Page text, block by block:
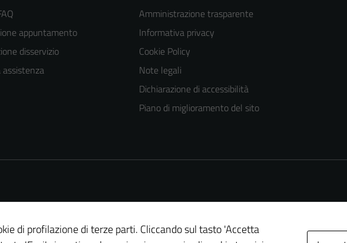
appuntamento
disservizio
assistenza
Amministrazione trasparente
Informativa privacy
Cookie Policy
Note legali
Dichiarazione di accessibilità
Piano di miglioramento del sito
di profilazione di terze parti. Cliccando sul tasto 'Accetta
Tecnici
Questi cookie
disabilitati.